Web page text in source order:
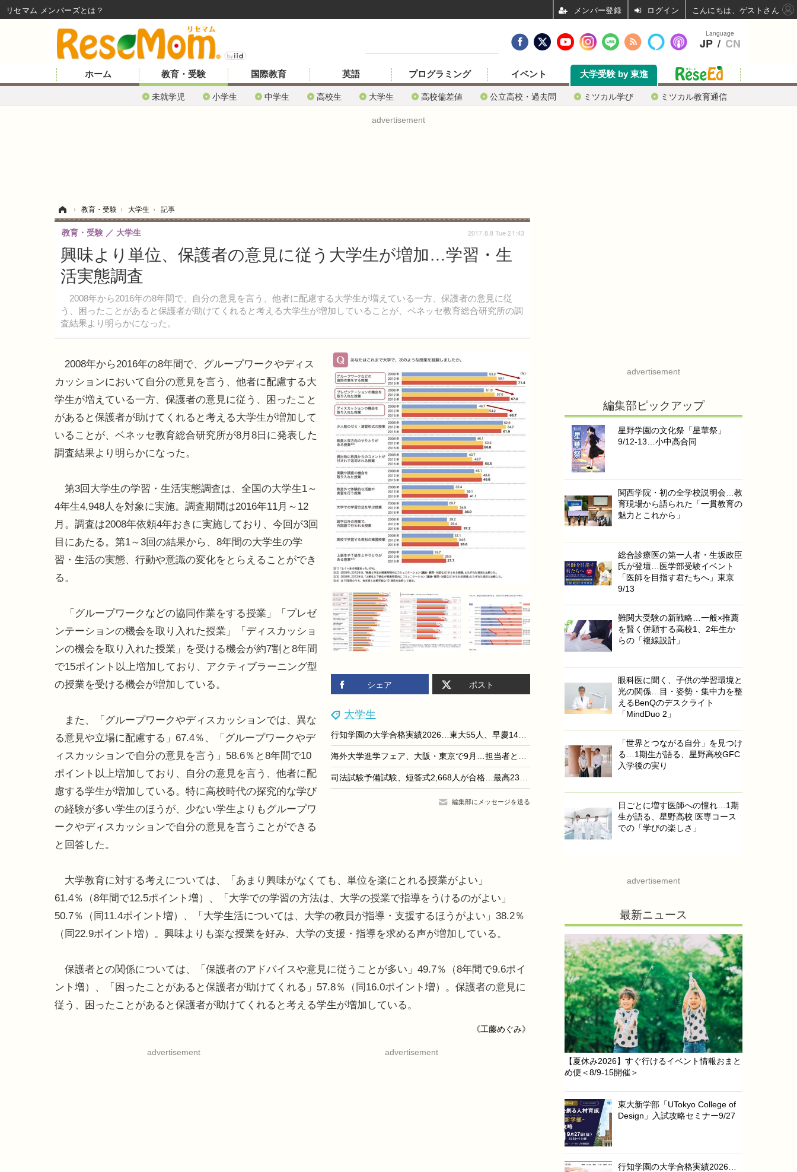
ホーム 教育・受験
未就学児 小学生 中学生 高校生 大学生 高校偏差値 公立高校・過去問 ミツカル学び ミツカル教育通信
国際教育 英語 プログラミング イベント 大学受験 by 東進
advertisement
› 教育・受験 › 大学生 › 記事
興味より単位、保護者の意見に従う大学生が増加…学習・生
活実態調査
2008年から2016年の8年間で、自分の意見を言う、他者に配慮する大学生が増えている一方、保護者の意見に従
う、困ったことがあると保護者が助けてくれると考える大学生が増加していることが、ベネッセ教育総合研究所の調
査結果より明らかになった。
教育・受験 大学生 2017.8.8 Tue 21:43
シェア ポスト
大学生
行知学園の大学合格実績2026…東大55人、早慶149人
海外大学進学フェア、大阪・東京で9月…担当者と個別相談
司法試験予備試験、短答式2,668人が合格…最高239点
編集部にメッセージを送る
2008年から2016年の8年間で、グループワークやディス
カッションにおいて自分の意見を言う、他者に配慮する大
学生が増えている一方、保護者の意見に従う、困ったこと
があると保護者が助けてくれると考える大学生が増加して
いることが、ベネッセ教育総合研究所が8月8日に発表した
調査結果より明らかになった。
第3回大学生の学習・生活実態調査は、全国の大学生1～
4年生4,948人を対象に実施。調査期間は2016年11月～12
月。調査は2008年依頼4年おきに実施しており、今回が3回
目にあたる。第1～3回の結果から、8年間の大学生の学
習・生活の実態、行動や意識の変化をとらえることができ
る。
「グループワークなどの協同作業をする授業」「プレゼ
ンテーションの機会を取り入れた授業」「ディスカッショ
ンの機会を取り入れた授業」を受ける機会が約7割と8年間
で15ポイント以上増加しており、アクティブラーニング型
の授業を受ける機会が増加している。
また、「グループワークやディスカッションでは、異な
る意見や立場に配慮する」67.4％、「グループワークやデ
ィスカッションで自分の意見を言う」58.6％と8年間で10
ポイント以上増加しており、自分の意見を言う、他者に配
慮する学生が増加している。特に高校時代の探究的な学び
の経験が多い学生のほうが、少ない学生よりもグループワ
ークやディスカッションで自分の意見を言うことができる
と回答した。
大学教育に対する考えについては、「あまり興味がなくても、単位を楽にとれる授業がよい」
61.4％（8年間で12.5ポイント増）、「大学での学習の方法は、大学の授業で指導をうけるのがよい」
50.7％（同11.4ポイント増）、「大学生活については、大学の教員が指導・支援するほうがよい」38.2％
（同22.9ポイント増）。興味よりも楽な授業を好み、大学の支援・指導を求める声が増加している。
保護者との関係については、「保護者のアドバイスや意見に従うことが多い」49.7％（8年間で9.6ポイ
ント増）、「困ったことがあると保護者が助けてくれる」57.8％（同16.0ポイント増）。保護者の意見に
従う、困ったことがあると保護者が助けてくれると考える学生が増加している。
《工藤めぐみ》
advertisement advertisement
advertisement
編集部ピックアップ
星野学園の文化祭「星華祭」
9/12-13…小中高合同
関西学院・初の全学校説明会…教
育現場から語られた「一貫教育の
魅力とこれから」
総合診療医の第一人者・生坂政臣
氏が登壇…医学部受験イベント
「医師を目指す君たちへ」東京
9/13
難関大受験の新戦略…一般×推薦
を賢く併願する高校1、2年生か
らの「複線設計」
眼科医に聞く、子供の学習環境と
光の関係…目・姿勢・集中力を整
えるBenQのデスクライト
「MindDuo 2」
「世界とつながる自分」を見つけ
る…1期生が語る、星野高校GFC
入学後の実り
日ごとに増す医師への憧れ…1期
生が語る、星野高校 医専コース
での「学びの楽しさ」
advertisement
最新ニュース
【夏休み2026】すぐ行けるイベント情報おまと
め便＜8/9-15開催＞
東大新学部「UTokyo College of
Design」入試攻略セミナー9/27
行知学園の大学合格実績2026…
Language
JP / CN
リセマム メンバーズ ログイン こんにちは、ゲストさん